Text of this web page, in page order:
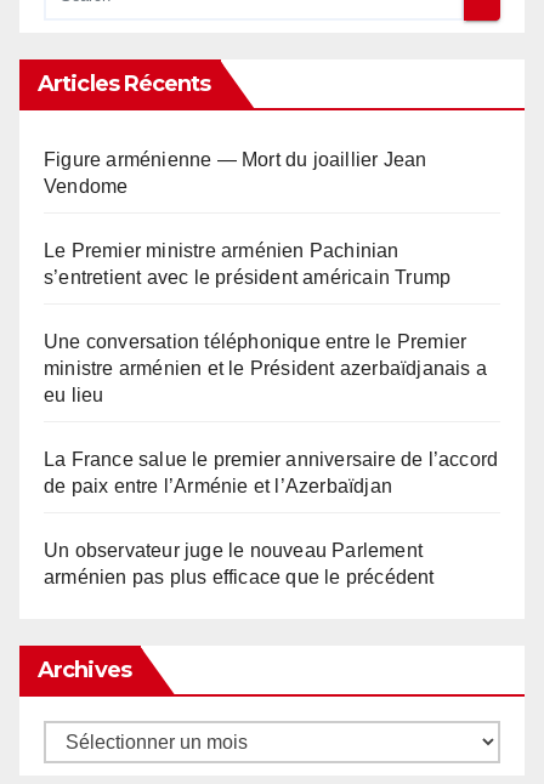
Articles Récents
Figure arménienne — Mort du joaillier Jean
Vendome
Le Premier ministre arménien Pachinian
s’entretient avec le président américain Trump
Une conversation téléphonique entre le Premier
ministre arménien et le Président azerbaïdjanais a
eu lieu
La France salue le premier anniversaire de l’accord
de paix entre l’Arménie et l’Azerbaïdjan
Un observateur juge le nouveau Parlement
arménien pas plus efficace que le précédent
Archives
Archives